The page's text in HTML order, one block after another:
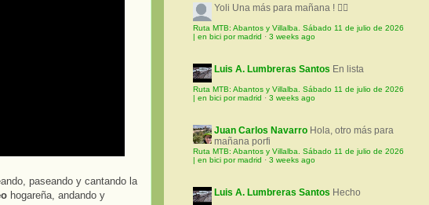
paseando y cantando la
hogareña, andando y
Yoli Una más para mañana ! 🚵‍♀️
Ruta MTB: Abantos y Villalba. Sábado 11 de julio de 2026
| en bici por madrid · 3 weeks ago
Luis A. Lumbreras Santos En lista
Ruta MTB: Abantos y Villalba. Sábado 11 de julio de 2026
| en bici por madrid · 3 weeks ago
Juan Carlos Navarro Hola, otro más para
mañana porfi
Ruta MTB: Abantos y Villalba. Sábado 11 de julio de 2026
| en bici por madrid · 3 weeks ago
Luis A. Lumbreras Santos Hecho